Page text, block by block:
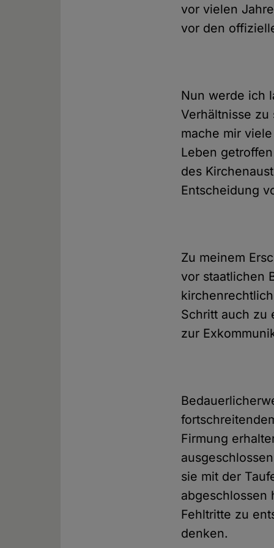
vor vielen
vor den
Nun werde ich
Verhältnisse
mache mir
Leben
des
Entscheidung
Zu meinem
vor staatlichen
Schritt auch zu
zur
Firmung
sie mit der
abgeschlossen
Fehltritte zu
denken.